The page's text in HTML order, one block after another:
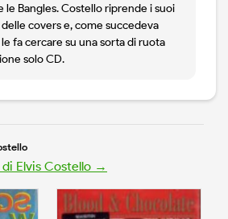
le Bangles. Costello riprende i suoi
covers e, come succedeva
fa cercare su una sorta di ruota
solo CD.
Elvis Costello →